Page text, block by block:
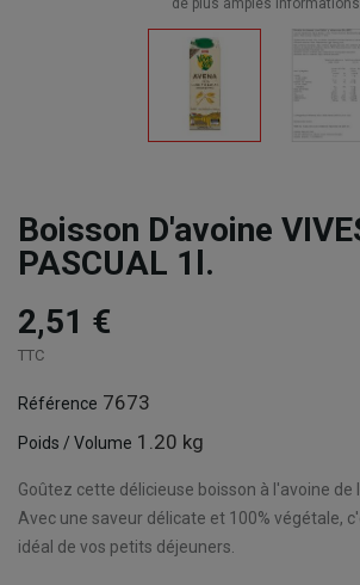
de plus amples
Boisson D'avoine
PASCUAL 1l.
2,51 €
TTC
Référence 7673
Poids / Volume 1.20 kg
Goûtez cette délicieuse boisson à l'avoine de
Avec une saveur délicate et 100% végétale,
idéal de vos petits déjeuners.